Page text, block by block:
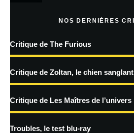
traitées
NOS DERNIÈRES
Critique de The Furious
Critique de Zoltan, le chien
Critique de Les Maîtres de l’univers
Troubles, le test blu-ray